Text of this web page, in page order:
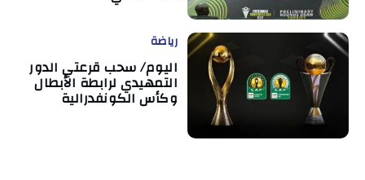
رياضة
اليوم/ سحب قرعتي الدور
التمهيدي لرابطة الأبطال
وكأس الكونفدرالية